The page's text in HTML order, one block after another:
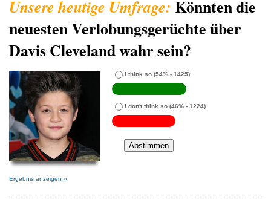
Könnten die
neuesten Verlobungsgerüchte über
Davis Cleveland wahr sein?
I think so (54% - 1425)
I don't think so (46% - 1224)
Ergebnis anzeigen »